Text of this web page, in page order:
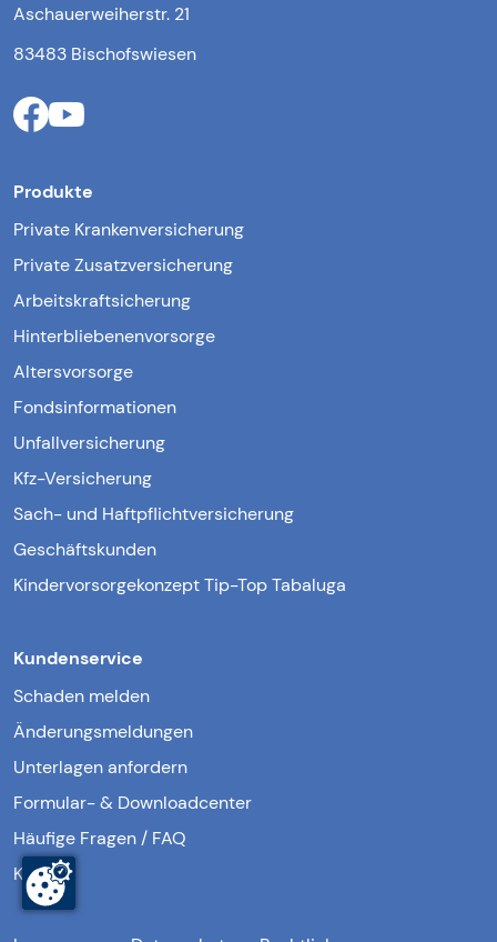
Aschauerweiherstr. 21
83483 Bischofswiesen
Produkte
Private Krankenversicherung
Private Zusatzversicherung
Arbeitskraftsicherung
Hinterbliebenenvorsorge
Altersvorsorge
Fondsinformationen
Unfallversicherung
Kfz-Versicherung
Sach- und Haftpflichtversicherung
Geschäftskunden
Kindervorsorgekonzept Tip-Top Tabaluga
Kundenservice
Schaden melden
Änderungsmeldungen
Unterlagen anfordern
Formular- & Downloadcenter
Häufige Fragen / FAQ
Kontakt